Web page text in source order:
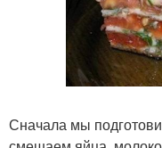
Сначала мы